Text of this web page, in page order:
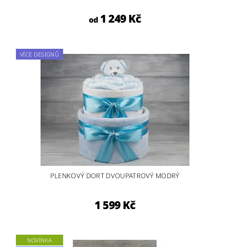
od1 249 Kč
VÍCE DESIGNŮ
PLENKOVÝ DORT DVOUPATROVÝ MODRÝ
1 599 Kč
NOVINKA